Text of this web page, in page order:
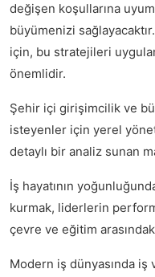
değişen koşullarına
büyümenizi
için, bu stratejileri
önemlidir.
Şehir içi girişimcilik ve
isteyenler için yerel
detaylı bir analiz sunan
İş hayatının
kurmak, liderlerin
çevre ve eğitim
Modern iş dünyasında